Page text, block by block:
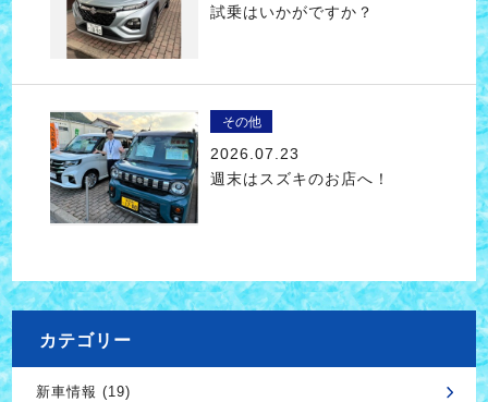
試乗はいかがですか？
その他
2026.07.23
週末はスズキのお店へ！
カテゴリー
新車情報 (19)